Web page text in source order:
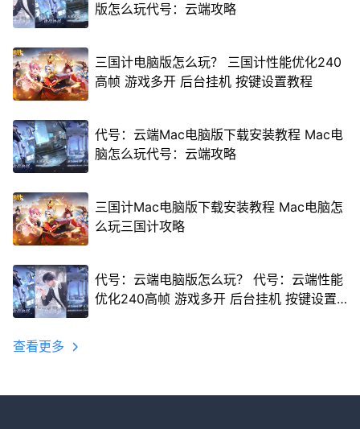
版怎么玩代号：云端攻略
三国计电脑版怎么玩？ 三国计性能优化240
高帧 游戏多开 后台挂机 按键设置教程
代号：云端Mac电脑版下载安装教程 Mac电
脑怎么玩代号：云端攻略
三国计Mac电脑版下载安装教程 Mac电脑怎
么玩三国计攻略
代号：云端电脑版怎么玩？ 代号：云端性能
优化240高帧 游戏多开 后台挂机 按键设置
查看更多